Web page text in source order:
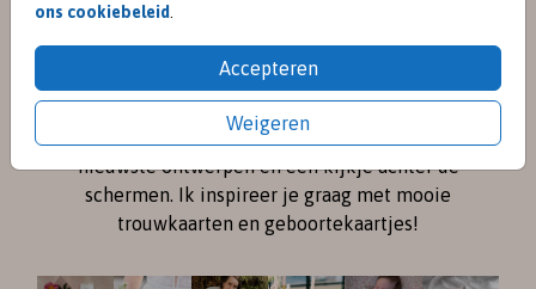
ons cookiebeleid
Accepteren
Weigeren
meet me on
SOCIAL MEDIA
Instagramen
nieuwste ontwerpen en een kijkje achter de
schermen. Ik inspireer je graag met mooie
trouwkaarten en geboortekaartjes!